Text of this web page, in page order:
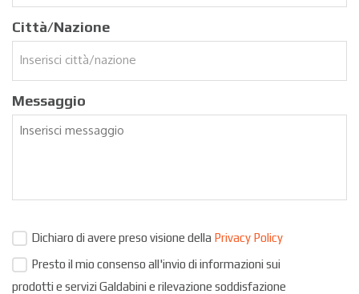
Città/Nazione
Messaggio
Dichiaro di avere preso visione della Privacy Policy
Presto il mio consenso all'invio di informazioni sui
prodotti e servizi Galdabini e rilevazione soddisfazione